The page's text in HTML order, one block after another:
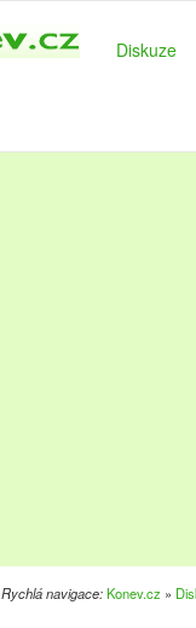
Diskuze
Rychlá navigace:Konev.cz »